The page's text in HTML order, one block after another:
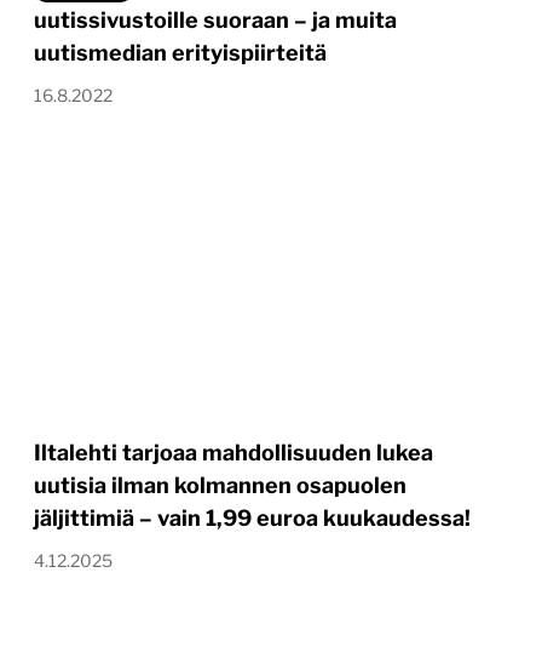
uutissivustoille suoraan – ja muita
uutismedian erityispiirteitä
16.8.2022
Iltalehti tarjoaa mahdollisuuden lukea
uutisia ilman kolmannen osapuolen
jäljittimiä – vain 1,99 euroa kuukaudessa!
4.12.2025